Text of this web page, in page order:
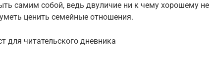
самим собой, ведь двуличие ни к чему хорошему не
ценить семейные отношения.
для читательского дневника